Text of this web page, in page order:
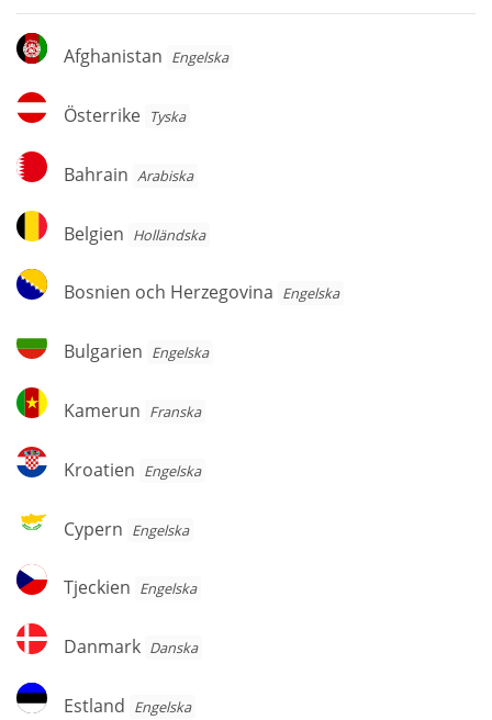
Afghanistan
Afghanistan Engelska
Österrike
Österrike Tyska
Bahrain
Bahrain Arabiska
Belgien
Belgien Holländska
Bosnien
och
Bosnien och Herzegovina Engelska
Bulgarien
Bulgarien Engelska
Kamerun
Kamerun Franska
Kroatien
Kroatien Engelska
Cypern
Cypern Engelska
Tjeckien
Tjeckien Engelska
Danmark
Danmark Danska
Estland
Estland Engelska